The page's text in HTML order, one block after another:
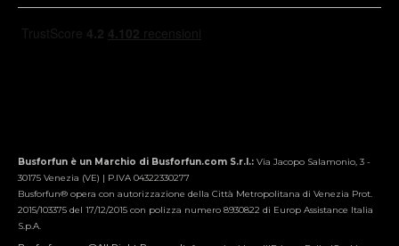
Busforfun è un Marchio di Busforfun.com S.r.l.: Via Jacopo Salamonio, 3 -
30175 Venezia (VE) | P.IVA 04322330277
Busforfun® opera con autorizzazione della Città Metropolitana di Venezia Prot.
2015/103375 del 17/12/2015 con polizza numero 8930822 di Europ Assistance Italia
S.p.A.